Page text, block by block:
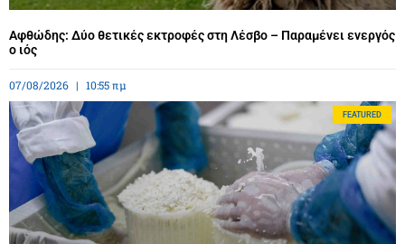
Αφθώδης: Δύο θετικές εκτροφές στη Λέσβο – Παραμένει ενεργός
ο ιός
07/08/2026 10:55 πμ
FEATURED